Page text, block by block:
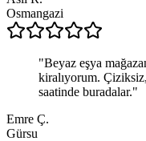
Osmangazi
"Beyaz eşya
kiralıyorum.
saatinde buradalar."
Emre Ç.
Gürsu